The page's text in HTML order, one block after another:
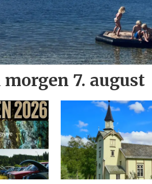
morgen 7. august